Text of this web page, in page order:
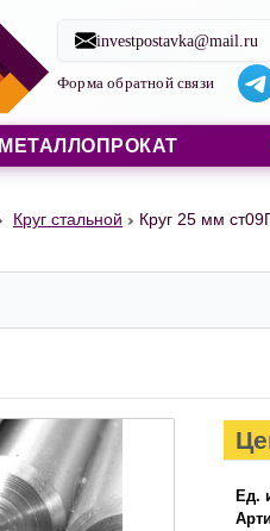
Строительные материалы
investpostavka@mail.ru
Форма обратной связи
МЕТАЛЛОПРОКАТ
Круг стальной Круг 25 мм
Ед.